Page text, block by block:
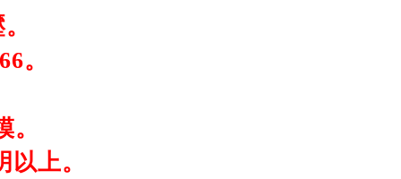
。
上。